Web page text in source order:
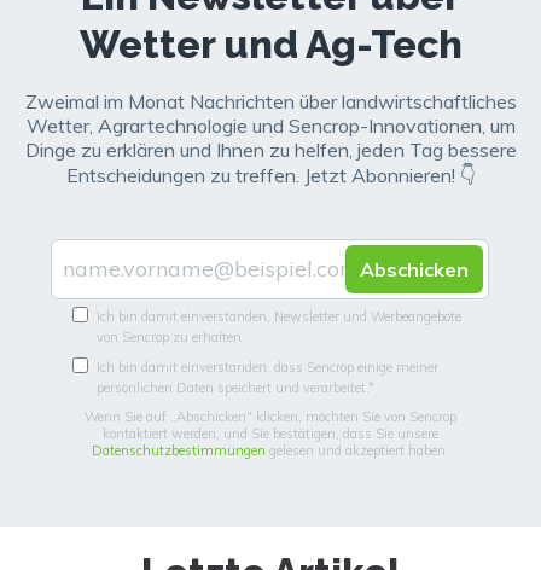
Wetter und Ag-Tech
Zweimal im Monat Nachrichten über landwirtschaftliches
Wetter, Agrartechnologie und Sencrop-Innovationen, um
Dinge zu erklären und Ihnen zu helfen, jeden Tag bessere
Entscheidungen zu treffen. Jetzt Abonnieren! 👇
Ich bin damit einverstanden, Newsletter und Werbeangebote
von Sencrop zu erhalten.
Ich bin damit einverstanden, dass Sencrop einige meiner
persönlichen Daten speichert und verarbeitet.*
Wenn Sie auf „Abschicken" klicken, möchten Sie von Sencrop
kontaktiert werden, und Sie bestätigen, dass Sie unsere
Datenschutzbestimmungen gelesen und akzeptiert haben.